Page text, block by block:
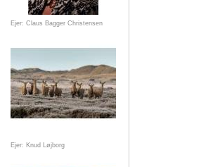
Ejer: Claus Bagger Christensen
Ejer: Knud Løjborg